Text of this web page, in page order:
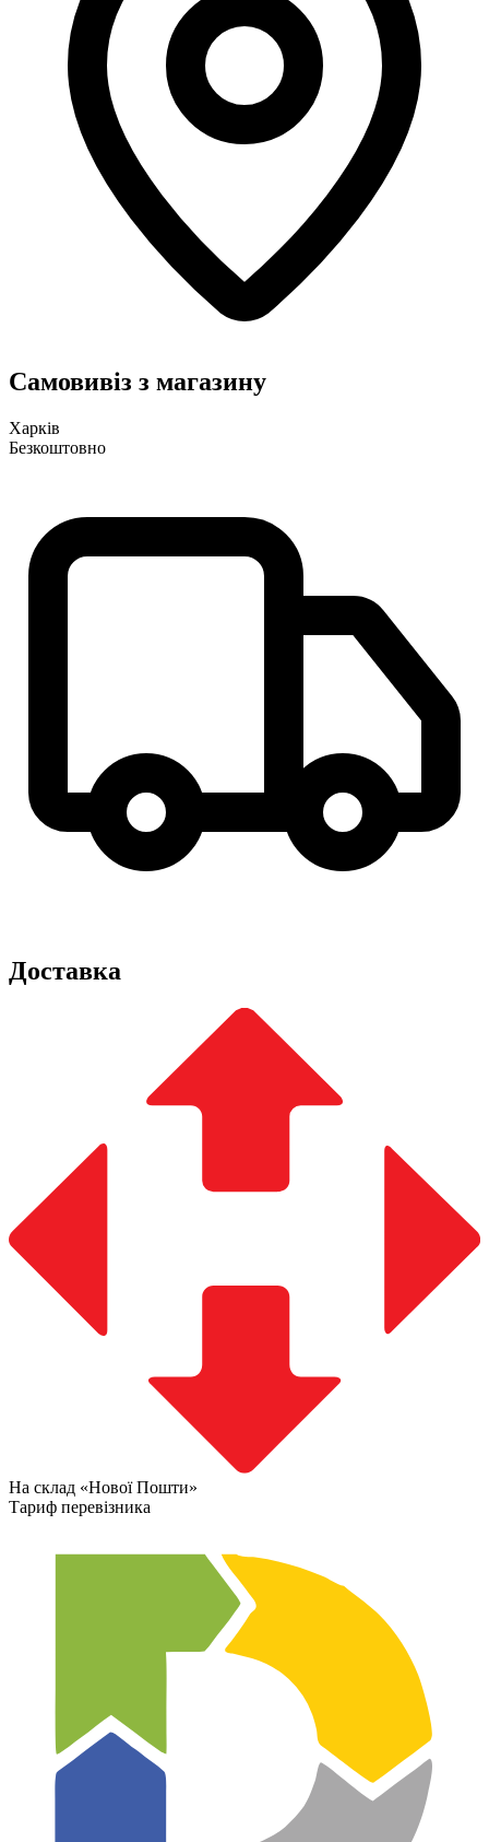
Самовивіз з магазину
Харків
Безкоштовно
Доставка
На склад «Нової Пошти»
Тариф перевізника